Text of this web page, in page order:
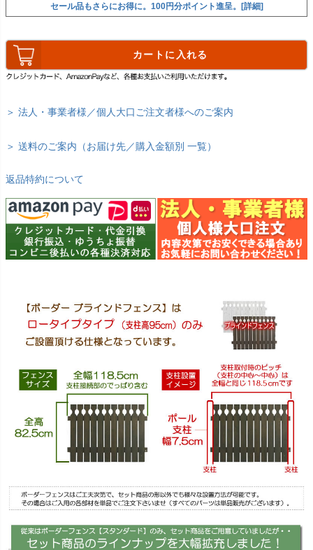
セール品もさらにお得に。100円分ポイント進呈。[詳細]
カートに入れる
＞ 法人・事業者様／個人大口ご注文者様へのご案内
＞ 送料のご案内（お届け先／購入金額別 一覧）
返品特約について